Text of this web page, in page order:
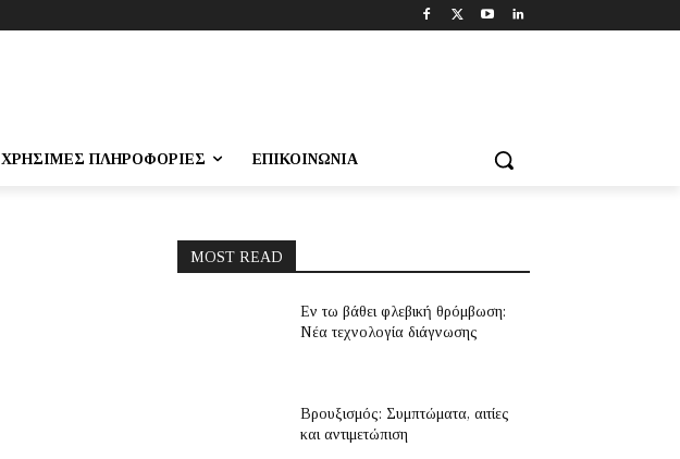
ΧΡΉΣΙΜΕΣ ΠΛΗΡΟΦΟΡΊΕΣ ΕΠΙΚΟΙΝΩΝΊΑ
MOST READ
Εν τω βάθει φλεβική θρόμβωση:
Νέα τεχνολογία διάγνωσης
Βρουξισμός: Συμπτώματα, αιτίες
και αντιμετώπιση